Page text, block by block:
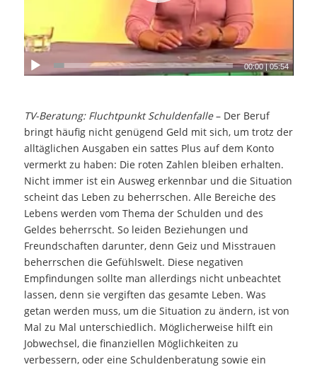
00:00|05:54
TV-Beratung: Fluchtpunkt Schuldenfalle– Der Beruf
bringt häufig nicht genügend Geld mit sich, um trotz der
alltäglichen Ausgaben ein sattes Plus auf dem Konto
vermerkt zu haben: Die roten Zahlen bleiben erhalten.
Nicht immer ist ein Ausweg erkennbar und die Situation
scheint das Leben zu beherrschen. Alle Bereiche des
Lebens werden vom Thema der Schulden und des
Geldes beherrscht. So leiden Beziehungen und
Freundschaften darunter, denn Geiz und Misstrauen
beherrschen die Gefühlswelt. Diese negativen
Empfindungen sollte man allerdings nicht unbeachtet
lassen, denn sie vergiften das gesamte Leben. Was
getan werden muss, um die Situation zu ändern, ist von
Mal zu Mal unterschiedlich. Möglicherweise hilft ein
Jobwechsel, die finanziellen Möglichkeiten zu
verbessern, oder eine Schuldenberatung sowie ein